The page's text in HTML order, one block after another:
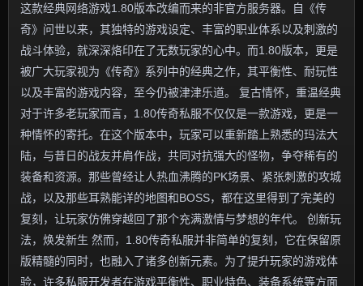
这款经典网络游戏1.80版本改编而来的非官方服务器。自《传
奇》问世以来，其独特的游戏设定、丰富的职业体系以及刺激的
战斗体验，就深深烙印在了无数玩家的心中。而1.80版本，更是
被广大玩家视为《传奇》系列中的经典之作，其平衡性、耐玩性
以及丰富的游戏内容，至今仍被津津乐道。 复古情怀，重温经典
对于许多老玩家而言，1.80传奇私服不仅仅是一款游戏，更是一
种情怀的寄托。在这个版本中，玩家可以重新踏上熟悉的玛法大
陆，与昔日的战友并肩作战，共同对抗强大的怪物，争夺稀有的
装备和资源。那些曾经让人热血沸腾的PK场景、紧张刺激的攻城
战，以及那些耳熟能详的地图和BOSS，都在这里得到了完美的
复刻，让玩家仿佛穿越回了那个充满激情与梦想的年代。 创新玩
法，焕发新生 然而，1.80传奇私服并非简单的复刻，它在保留原
版精髓的同时，也融入了诸多创新元素。为了提升玩家的游戏体
验，许多私服开发者在游戏平衡性、职业特色、装备系统等方面